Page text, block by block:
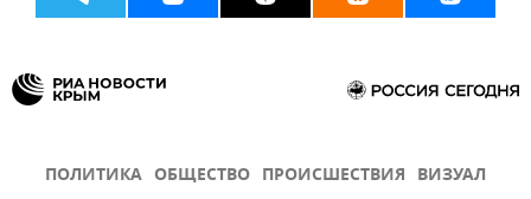
ПОЛИТИКА ОБЩЕСТВО ПРОИСШЕСТВИЯ ВИЗУАЛ